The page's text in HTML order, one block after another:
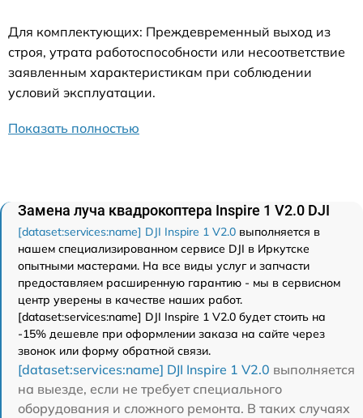
Для комплектующих: Преждевременный выход из
строя, утрата работоспособности или несоответствие
заявленным характеристикам при соблюдении
условий эксплуатации.
Показать полностью
Замена луча квадрокоптера Inspire 1 V2.0 DJI
[dataset:services:name] DJI Inspire 1 V2.0 выполняется в
нашем специализированном сервисе DJI в Иркутске
опытными мастерами. На все виды услуг и запчасти
предоставляем расширенную гарантию - мы в сервисном
центр уверены в качестве наших работ.
[dataset:services:name] DJI Inspire 1 V2.0 будет стоить на
-15% дешевле при оформлении заказа на сайте через
звонок или форму обратной связи.
[dataset:services:name] DJI Inspire 1 V2.0 выполняется
на выезде, если не требует специального
оборудования и сложного ремонта. В таких случаях